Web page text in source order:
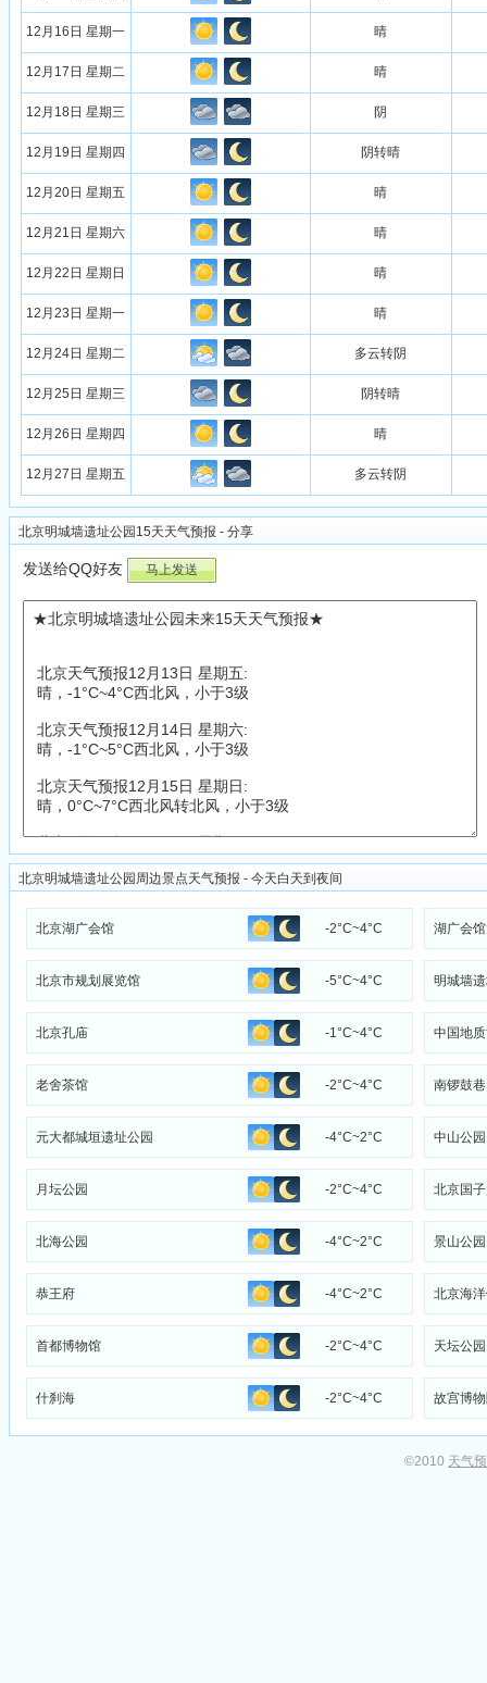
12月16日 星期一 晴
12月17日 星期二 晴
12月18日 星期三 阴
12月19日 星期四 阴转晴
12月20日 星期五 晴
12月21日 星期六 晴
12月22日 星期日 晴
12月23日 星期一 晴
12月24日 星期二 多云转阴
12月25日 星期三 阴转晴
12月26日 星期四 晴
12月27日 星期五 多云转阴
北京明城墙遗址公园15天天气预报 - 分享
发送给QQ好友
北京明城墙遗址公园周边景点天气预报 - 今天白天到夜间
北京湖广会馆 -2°C~4°C 湖广会
北京市规划展览馆 -5°C~4°C 明城墙
北京孔庙 -1°C~4°C 中国地
老舍茶馆 -2°C~4°C 南锣鼓巷
元大都城垣遗址公园 -4°C~2°C 中山公园
月坛公园 -2°C~4°C 北京国
北海公园 -4°C~2°C 景山公园
恭王府 -4°C~2°C 北京海
首都博物馆 -2°C~4°C 天坛公园
什刹海 -2°C~4°C 故宫博
©2010 天气